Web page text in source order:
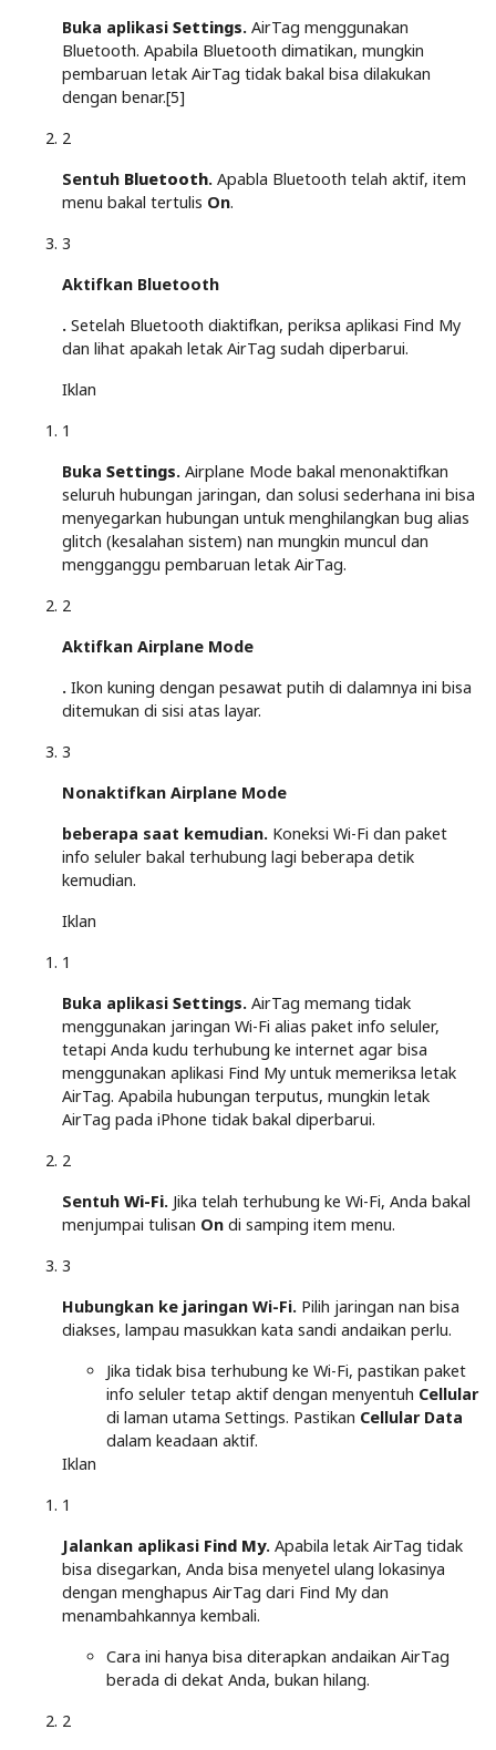
Buka aplikasi Settings. AirTag menggunakan
Bluetooth. Apabila Bluetooth dimatikan, mungkin
pembaruan letak AirTag tidak bakal bisa dilakukan
dengan benar.[5]
2
Sentuh Bluetooth. Apabla Bluetooth telah aktif, item
menu bakal tertulis On.
3
Aktifkan Bluetooth
. Setelah Bluetooth diaktifkan, periksa aplikasi Find My
dan lihat apakah letak AirTag sudah diperbarui.
Iklan
1
Buka Settings. Airplane Mode bakal menonaktifkan
seluruh hubungan jaringan, dan solusi sederhana ini bisa
menyegarkan hubungan untuk menghilangkan bug alias
glitch (kesalahan sistem) nan mungkin muncul dan
mengganggu pembaruan letak AirTag.
2
Aktifkan Airplane Mode
. Ikon kuning dengan pesawat putih di dalamnya ini bisa
ditemukan di sisi atas layar.
3
Nonaktifkan Airplane Mode
beberapa saat kemudian. Koneksi Wi-Fi dan paket
info seluler bakal terhubung lagi beberapa detik
kemudian.
Iklan
1
Buka aplikasi Settings. AirTag memang tidak
menggunakan jaringan Wi-Fi alias paket info seluler,
tetapi Anda kudu terhubung ke internet agar bisa
menggunakan aplikasi Find My untuk memeriksa letak
AirTag. Apabila hubungan terputus, mungkin letak
AirTag pada iPhone tidak bakal diperbarui.
2
Sentuh Wi-Fi. Jika telah terhubung ke Wi-Fi, Anda bakal
menjumpai tulisan On di samping item menu.
3
Hubungkan ke jaringan Wi-Fi. Pilih jaringan nan bisa
diakses, lampau masukkan kata sandi andaikan perlu.
Jika tidak bisa terhubung ke Wi-Fi, pastikan paket
info seluler tetap aktif dengan menyentuh Cellular
di laman utama Settings. Pastikan Cellular Data
dalam keadaan aktif.
Iklan
1
Jalankan aplikasi Find My. Apabila letak AirTag tidak
bisa disegarkan, Anda bisa menyetel ulang lokasinya
dengan menghapus AirTag dari Find My dan
menambahkannya kembali.
Cara ini hanya bisa diterapkan andaikan AirTag
berada di dekat Anda, bukan hilang.
2